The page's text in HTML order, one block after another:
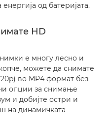
од батеријата.
HD
е многу лесно и
можете да снимате
во MP4 формат без
опции за снимање
и добијте остри и
на динамичката